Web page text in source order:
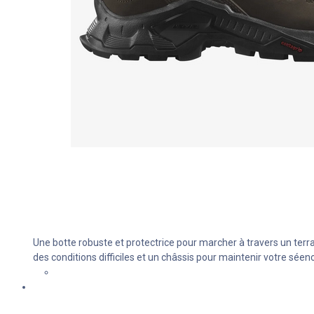
Une botte robuste et protectrice pour marcher à travers un
des conditions difficiles et un châssis pour maintenir votre